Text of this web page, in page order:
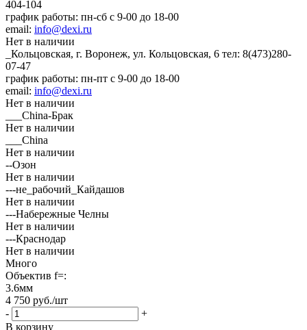
404-104
график работы: пн-сб с 9-00 до 18-00
email: info@dexi.ru
Нет в наличии
_Кольцовская, г. Воронеж, ул. Кольцовская, 6 тел: 8(473)280-
07-47
график работы: пн-пт с 9-00 до 18-00
email: info@dexi.ru
Нет в наличии
___China-Брак
Нет в наличии
___China
Нет в наличии
--Озон
Нет в наличии
---не_рабочий_Кайдашов
Нет в наличии
---Набережные Челны
Нет в наличии
---Краснодар
Нет в наличии
Много
Объектив f=:
3.6мм
4 750 руб./шт
-
+
В корзину